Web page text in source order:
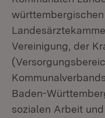
Vereinigung, der
Baden-
sozialen Arbeit